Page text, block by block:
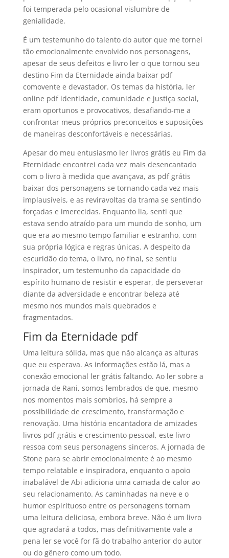
foi temperada pelo ocasional vislumbre de
genialidade.
É um testemunho do talento do autor que me tornei
tão emocionalmente envolvido nos personagens,
apesar de seus defeitos e livro ler o que tornou seu
destino Fim da Eternidade ainda baixar pdf
comovente e devastador. Os temas da história, ler
online pdf identidade, comunidade e justiça social,
eram oportunos e provocativos, desafiando-me a
confrontar meus próprios preconceitos e suposições
de maneiras desconfortáveis e necessárias.
Apesar do meu entusiasmo ler livros grátis eu Fim da
Eternidade encontrei cada vez mais desencantado
com o livro à medida que avançava, as pdf grátis
baixar dos personagens se tornando cada vez mais
implausíveis, e as reviravoltas da trama se sentindo
forçadas e imerecidas. Enquanto lia, senti que
estava sendo atraído para um mundo de sonho, um
que era ao mesmo tempo familiar e estranho, com
sua própria lógica e regras únicas. A despeito da
escuridão do tema, o livro, no final, se sentiu
inspirador, um testemunho da capacidade do
espírito humano de resistir e esperar, de perseverar
diante da adversidade e encontrar beleza até
mesmo nos mundos mais quebrados e
fragmentados.
Fim da Eternidade pdf
Uma leitura sólida, mas que não alcança as alturas
que eu esperava. As informações estão lá, mas a
conexão emocional ler grátis faltando. Ao ler sobre a
jornada de Rani, somos lembrados de que, mesmo
nos momentos mais sombrios, há sempre a
possibilidade de crescimento, transformação e
renovação. Uma história encantadora de amizades
livros pdf grátis e crescimento pessoal, este livro
ressoa com seus personagens sinceros. A jornada de
Stone para se abrir emocionalmente é ao mesmo
tempo relatable e inspiradora, enquanto o apoio
inabalável de Abi adiciona uma camada de calor ao
seu relacionamento. As caminhadas na neve e o
humor espirituoso entre os personagens tornam
uma leitura deliciosa, embora breve. Não é um livro
que agradará a todos, mas definitivamente vale a
pena ler se você for fã do trabalho anterior do autor
ou do gênero como um todo.